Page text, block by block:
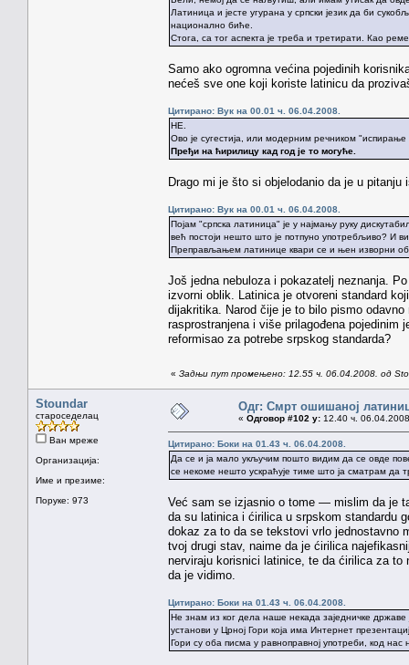
Латиница и јесте угурана у српски језик да би
национално биће.
Стога, са тог аспекта је треба и третирати. Као
Samo ako ogromna većina pojedinih
nećeš sve one koji koriste latinicu da
Цитирано: Вук на 00.01 ч. 06.04.2008.
НЕ.
Ово је сугестија, или модерним речником "испирање
Пређи на ћирилицу кад год је то могуће.
Drago mi je što si objelodanio da je u pitanju
Цитирано: Вук на 00.01 ч. 06.04.2008.
Појам "српска латиница" је у најмању руку
већ постоји нешто што је потпуно употребљиво? И
Преправљањем латинице квари се и њен изворни
Još jedna nebuloza i pokazatelj neznanja.
izvorni oblik. Latinica je otvoreni standard
dijakritika. Narod čije je to bilo pismo
rasprostranjena i više prilagođena
reformisao za potrebe srpskog standarda?
« Задњи пут промењено: 12.55 ч. 06.04.2008. од
Stoundar
староседелац
Ван мреже
Организација:
Име и презиме:
Поруке: 973
Одг: Смрт ошишаној
« Одговор #102 у: 12.40 ч.
Цитирано: Боки на 01.43 ч. 06.04.2008.
Да се и ја мало укључим пошто видим да се овде
се некоме нешто ускраћује тиме што ја сматрам да
Već sam se izjasnio o tome — mislim da je
da su latinica i ćirilica u srpskom standardu
dokaz za to da se tekstovi vrlo jednostavno
tvoj drugi stav, naime da je ćirilica
nerviraju korisnici latinice, te da ćirilica za
da je vidimo.
Цитирано: Боки на 01.43 ч. 06.04.2008.
Не знам из ког дела наше некада заједничке
установи у Црној Гори која има Интернет
Гори су оба писма у равноправној употреби, код нас